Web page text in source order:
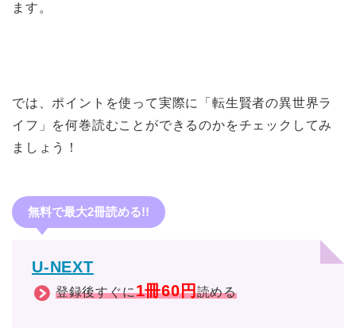
ます。
では、ポイントを使って実際に「転生賢者の異世界ラ
イフ」を何巻読むことができるのかをチェックしてみ
ましょう！
無料で最大2冊読める!!
U-NEXT
登録後すぐに1冊60円読める